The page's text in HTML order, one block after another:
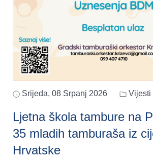
Srijeda, 08 Srpanj 2026 Vijesti
Ljetna škola tambure na
35 mladih tamburaša iz
Hrvatske